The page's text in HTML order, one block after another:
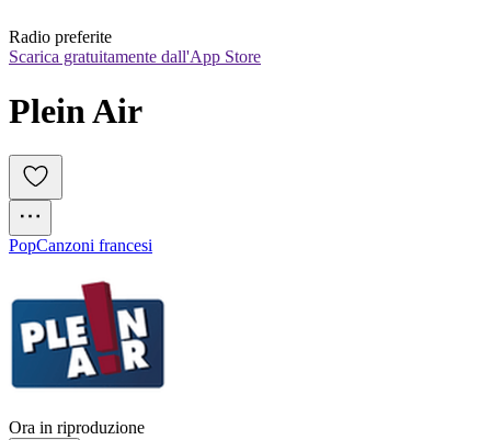
Radio preferite
Scarica gratuitamente dall'App Store
Plein Air
PopCanzoni francesi
Ora in riproduzione